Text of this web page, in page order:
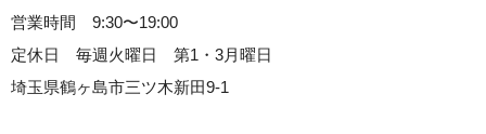
営業時間 9:30〜19:00
定休日 毎週火曜日 第1・3月曜日
埼玉県鶴ヶ島市三ツ木新田9-1